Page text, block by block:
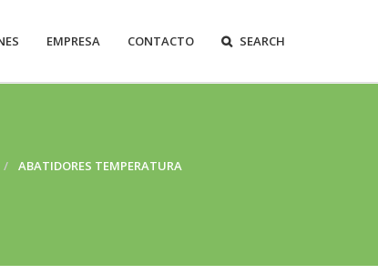
EMPRESA CONTACTO SEARCH
ABATIDORES TEMPERATURA